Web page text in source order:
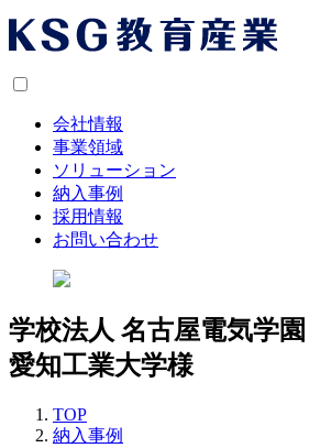
会社情報
事業領域
ソリューション
納入事例
採用情報
お問い合わせ
学校法人 名古屋電気学園
愛知工業大学様
TOP
納入事例